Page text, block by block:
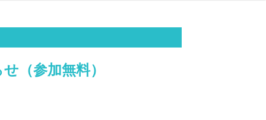
（参加無料）